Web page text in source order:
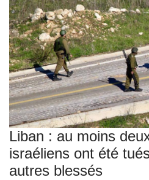
Liban : au moins
israéliens ont été
autres blessés